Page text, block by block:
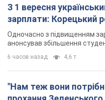
ракет для Patriot
6 часов назад 1,6 т.